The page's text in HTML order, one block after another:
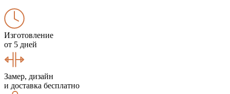
Изготовление
от 5 дней
Замер, дизайн
и доставка бесплатно